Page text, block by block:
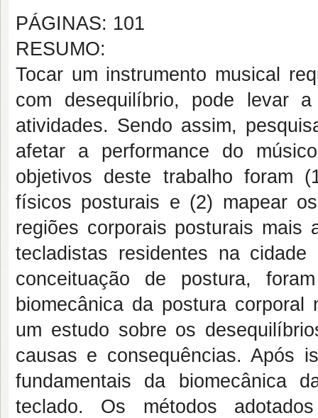
PÁGINAS: 101
RESUMO:
Tocar um instrumento musical
com desequilíbrio, pode levar
atividades. Sendo assim,
afetar a performance do
objetivos deste trabalho foram
físicos posturais e (2) mapear
regiões corporais posturais
tecladistas residentes na
conceituação de postura,
biomecânica da postura
um estudo sobre os
causas e consequências. Após
fundamentais da biomecânica
teclado. Os métodos